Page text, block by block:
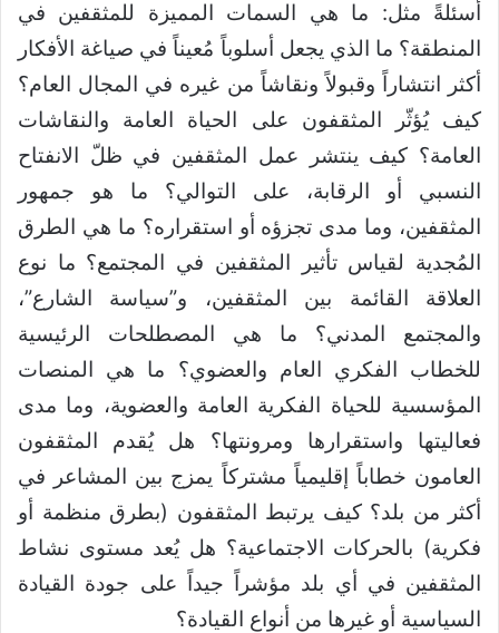
أسئلةً مثل: ما هي السمات المميزة للمثقفين في
المنطقة؟ ما الذي يجعل أسلوباً مُعيناً في صياغة الأفكار
أكثر انتشاراً وقبولاً ونقاشاً من غيره في المجال العام؟
كيف يُؤثّر المثقفون على الحياة العامة والنقاشات
العامة؟ كيف ينتشر عمل المثقفين في ظلّ الانفتاح
النسبي أو الرقابة، على التوالي؟ ما هو جمهور
المثقفين، وما مدى تجزؤه أو استقراره؟ ما هي الطرق
المُجدية لقياس تأثير المثقفين في المجتمع؟ ما نوع
العلاقة القائمة بين المثقفين، و”سياسة الشارع”،
والمجتمع المدني؟ ما هي المصطلحات الرئيسية
للخطاب الفكري العام والعضوي؟ ما هي المنصات
المؤسسية للحياة الفكرية العامة والعضوية، وما مدى
فعاليتها واستقرارها ومرونتها؟ هل يُقدم المثقفون
العامون خطاباً إقليمياً مشتركاً يمزج بين المشاعر في
أكثر من بلد؟ كيف يرتبط المثقفون (بطرق منظمة أو
فكرية) بالحركات الاجتماعية؟ هل يُعد مستوى نشاط
المثقفين في أي بلد مؤشراً جيداً على جودة القيادة
السياسية أو غيرها من أنواع القيادة؟